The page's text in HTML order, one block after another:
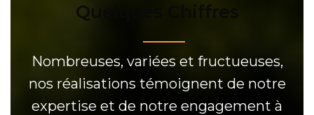
Quelques Chiffres
Nombreuses, variées et fructueuses,
nos réalisations témoignent de notre
expertise et de notre engagement à